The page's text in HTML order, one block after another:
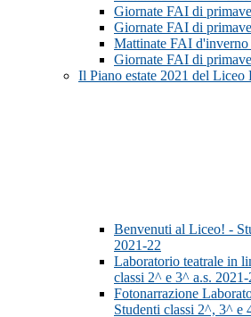
Giornate FAI di
Giornate FAI di
Mattinate FAI d'inverno
Giornate FAI di
Il Piano estate 2021 del Liceo
Benvenuti al Liceo! -
2021-22
Laboratorio teatrale in
classi 2^ e 3^ a.s. 2021-
Fotonarrazione
Studenti classi 2^, 3^ e